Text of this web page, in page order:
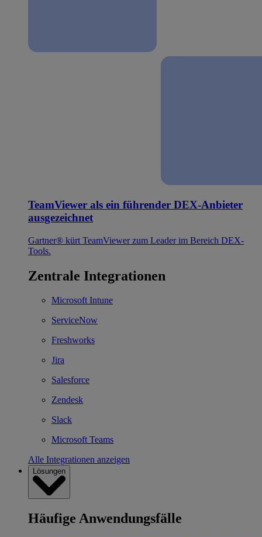
TeamViewer als ein führender DEX-Anbieter
ausgezeichnet
Gartner® kürt TeamViewer zum Leader im Bereich DEX-
Tools.
Zentrale Integrationen
Microsoft Intune
ServiceNow
Freshworks
Jira
Salesforce
Zendesk
Slack
Microsoft Teams
Alle Integrationen anzeigen
Lösungen
Häufige Anwendungsfälle